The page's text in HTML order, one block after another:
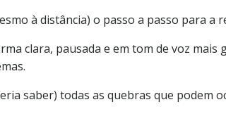
à distância) o passo a passo para a
clara, pausada e em tom de voz mais
saber) todas as quebras que podem